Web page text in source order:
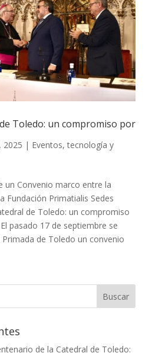
Toledo: un compromiso por
2025 | Eventos, tecnología y
un Convenio marco entre la
Fundación Primatialis Sedes
de Toledo: un compromiso
pasado 17 de septiembre se
de Toledo un convenio
de la Catedral de Toledo: